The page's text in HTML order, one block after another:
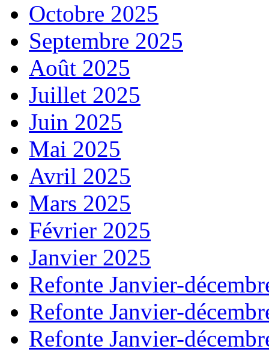
Octobre 2025
Septembre 2025
Août 2025
Juillet 2025
Juin 2025
Mai 2025
Avril 2025
Mars 2025
Février 2025
Janvier 2025
Refonte Janvier-
Refonte Janvier-
Refonte Janvier-